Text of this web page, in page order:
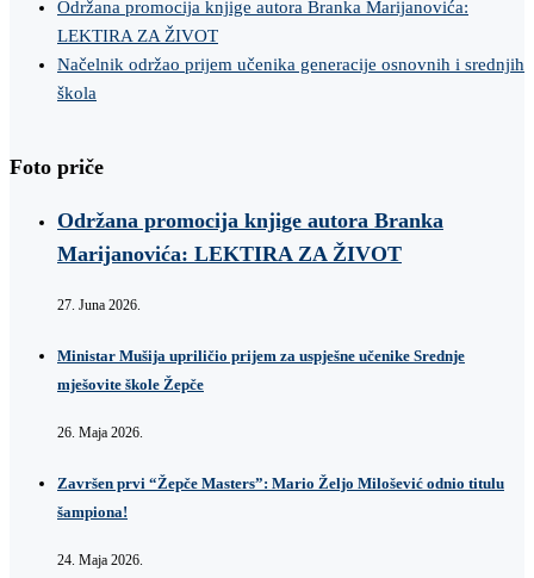
Održana promocija knjige autora Branka Marijanovića:
LEKTIRA ZA ŽIVOT
Načelnik održao prijem učenika generacije osnovnih i srednjih
škola
Foto priče
Održana promocija knjige autora Branka
Marijanovića: LEKTIRA ZA ŽIVOT
27. Juna 2026.
Ministar Mušija upriličio prijem za uspješne učenike Srednje
mješovite škole Žepče
26. Maja 2026.
Završen prvi “Žepče Masters”: Mario Željo Milošević odnio titulu
šampiona!
24. Maja 2026.